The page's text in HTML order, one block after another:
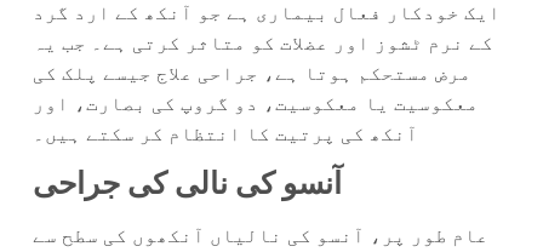
ایک خودکار فعال بیماری ہے جو آنکھ کے ارد گرد
کے نرم ٹشوز اور عضلات کو متاثر کرتی ہے۔ جب یہ
مرض مستحکم ہوتا ہے، جراحی علاج جیسے پلک کی
معکوسیت یا معکوسیت، دو گروپ کی بصارت، اور
آنکھ کی پرتیت کا انتظام کر سکتے ہیں۔
آنسو کی نالی کی جراحی
عام طور پر، آنسو کی نالیاں آنکھوں کی سطح سے